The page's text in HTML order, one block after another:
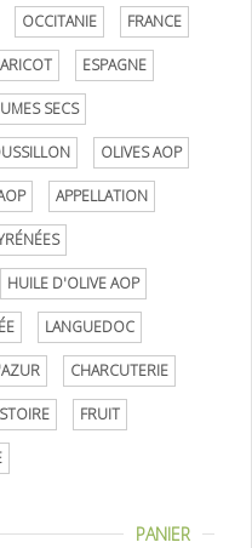
OCCITANIE FRANCE
ESPAGNE
SECS
OLIVES AOP
APPELLATION
HUILE D'OLIVE AOP
LANGUEDOC
CHARCUTERIE
FRUIT
PANIER